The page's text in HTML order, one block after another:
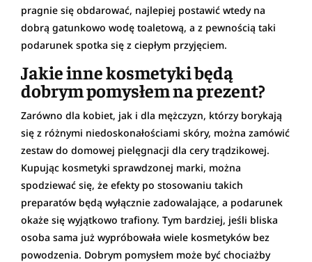
pragnie się obdarować, najlepiej postawić wtedy na
dobrą gatunkowo wodę toaletową, a z pewnością taki
podarunek spotka się z ciepłym przyjęciem.
Jakie inne kosmetyki będą
dobrym pomysłem na prezent?
Zarówno dla kobiet, jak i dla mężczyzn, którzy borykają
się z różnymi niedoskonałościami skóry, można zamówić
zestaw do domowej pielęgnacji dla cery trądzikowej.
Kupując kosmetyki sprawdzonej marki, można
spodziewać się, że efekty po stosowaniu takich
preparatów będą wyłącznie zadowalające, a podarunek
okaże się wyjątkowo trafiony. Tym bardziej, jeśli bliska
osoba sama już wypróbowała wiele kosmetyków bez
powodzenia. Dobrym pomysłem może być chociażby